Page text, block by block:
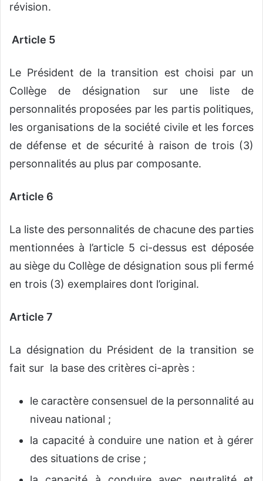
révision.
Article 5
Le Président de la transition est choisi par un
Collège de désignation sur une liste de
personnalités proposées par les partis politiques,
les organisations de la société civile et les forces
de défense et de sécurité à raison de trois (3)
personnalités au plus par composante.
Article 6
La liste des personnalités de chacune des parties
mentionnées à l’article 5 ci-dessus est déposée
au siège du Collège de désignation sous pli fermé
en trois (3) exemplaires dont l’original.
Article 7
La désignation du Président de la transition se
fait sur la base des critères ci-après :
le caractère consensuel de la personnalité au
niveau national ;
la capacité à conduire une nation et à gérer
des situations de crise ;